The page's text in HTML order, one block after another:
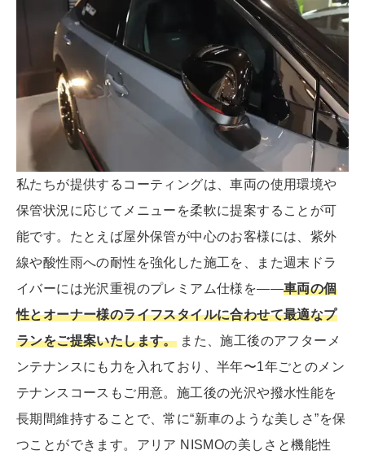
私たちが提供するコーティングは、車両の使用環境や
保管状況に応じてメニューを柔軟に提案することが可
能です。たとえば屋外保管が中心のお客様には、紫外
線や酸性雨への耐性を強化した施工を、また週末ドラ
イバーには光沢重視のプレミアム仕様を――車両の個
性とオーナー様のライフスタイルに合わせて最適なプ
ランをご提案いたします。また、施工後のアフターメ
ンテナンスにも力を入れており、半年〜1年ごとのメン
テナンスコースもご用意。施工後の光沢や撥水性能を
長期間維持することで、常に“新車のような美しさ”を保
つことができます。アリア NISMOの美しさと機能性